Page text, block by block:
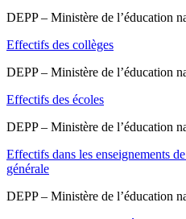
DEPP – Ministère de l’éducation
Effectifs des collèges
DEPP – Ministère de l’éducation
Effectifs des écoles
DEPP – Ministère de l’éducation
Effectifs dans les enseignements
générale
DEPP – Ministère de l’éducation